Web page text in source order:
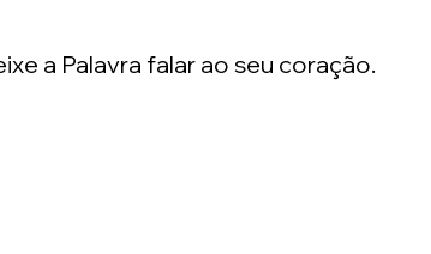
a Palavra falar ao seu coração.